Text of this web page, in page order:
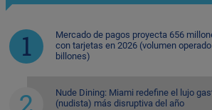
Mercado de pagos proyecta 656
con tarjetas en 2026 (volumen
billones)
Nude Dining: Miami redefine el lujo
(nudista) más disruptiva del año